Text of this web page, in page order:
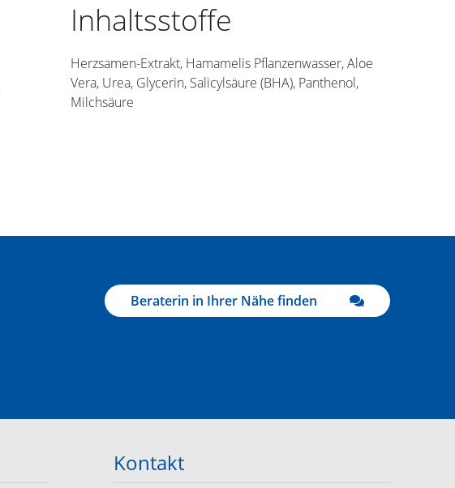
Inhaltsstoffe
Herzsamen-Extrakt, Hamamelis Pflanzenwasser, Aloe
Vera, Urea, Glycerin, Salicylsäure (BHA), Panthenol,
Milchsäure
Beraterin in Ihrer Nähe finden
Kontakt